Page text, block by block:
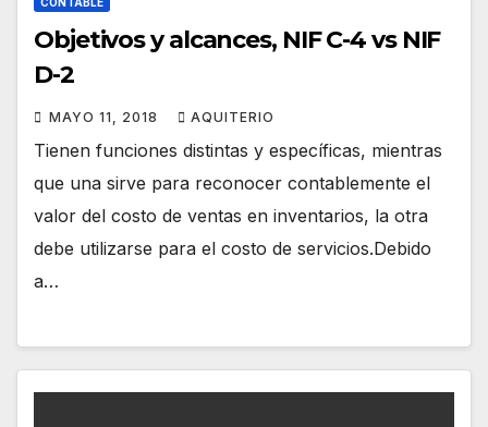
Objetivos y alcances, NIF C-4 vs NIF
D-2
MAYO 11, 2018 AQUITERIO
Tienen funciones distintas y específicas, mientras
que una sirve para reconocer contablemente el
valor del costo de ventas en inventarios, la otra
debe utilizarse para el costo de servicios.Debido
a…